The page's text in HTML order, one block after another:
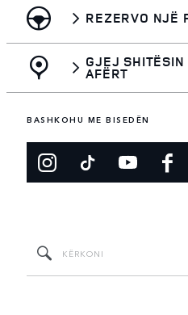
REZERVO NJË
GJEJ SHITËSIN
AFËRT
BASHKOHU ME BISEDËN